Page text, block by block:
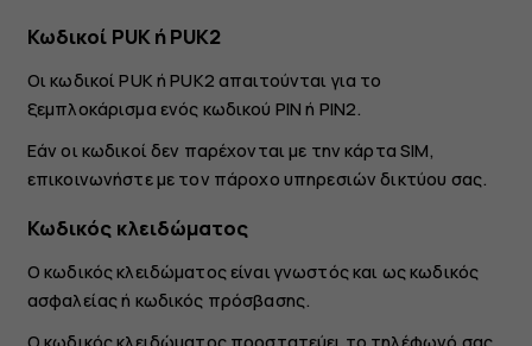
Κωδικοί PUK ή PUK2
Οι κωδικοί PUK ή PUK2 απαιτούνται για το
ξεμπλοκάρισμα ενός κωδικού PIN ή PIN2.
Εάν οι κωδικοί δεν παρέχονται με την κάρτα SIM,
επικοινωνήστε με τον πάροχο υπηρεσιών δικτύου σας.
Κωδικός κλειδώματος
Ο κωδικός κλειδώματος είναι γνωστός και ως κωδικός
ασφαλείας ή κωδικός πρόσβασης.